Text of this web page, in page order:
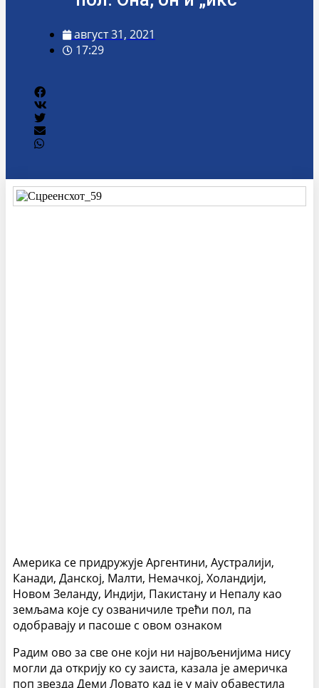
август 31, 2021
17:29
Америка се придружује Аргентини, Аустралији,
Канади, Данској, Малти, Немачкој, Холандији,
Новом Зеланду, Индији, Пакистану и Непалу као
земљама које су озваничиле трећи пол, па
одобравају и пасоше с овом ознаком
Радим ово за све оне који ни највољенијима нису
могли да открију ко су заиста, казала је америчка
поп звезда Деми Ловато кад је у мају обавестила